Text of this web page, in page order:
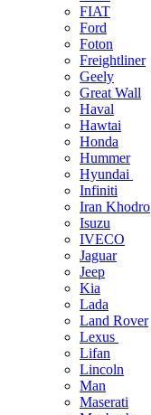
FIAT
Ford
Foton
Freightliner
Geely
Great Wall
Haval
Hawtai
Honda
Hummer
Hyundai
Infiniti
Iran Khodro
Isuzu
IVECO
Jaguar
Jeep
Kia
Lada
Land Rover
Lexus
Lifan
Lincoln
Man
Maserati